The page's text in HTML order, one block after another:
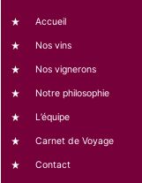
Accueil
Nos vins
Nos vignerons
Notre philosophie
L’équipe
Carnet de Voyage
Contact